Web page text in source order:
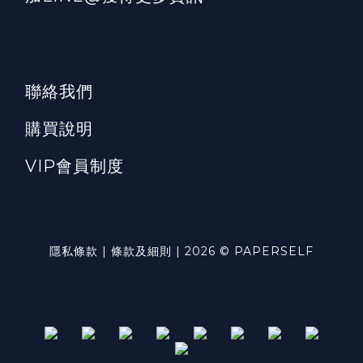
聯絡我們
購買說明
VIP會員制度
隱私條款 | 條款及細則 | 2026 © PAPERSELF